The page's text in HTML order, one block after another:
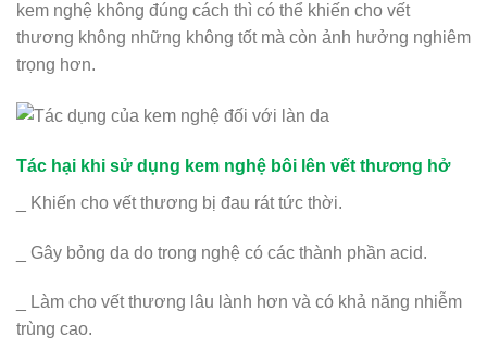
kem nghệ không đúng cách thì có thể khiến cho vết
thương không những không tốt mà còn ảnh hưởng nghiêm
trọng hơn.
Tác hại khi sử dụng kem nghệ bôi lên vết thương hở
_ Khiến cho vết thương bị đau rát tức thời.
_ Gây bỏng da do trong nghệ có các thành phần acid.
_ Làm cho vết thương lâu lành hơn và có khả năng nhiễm
trùng cao.